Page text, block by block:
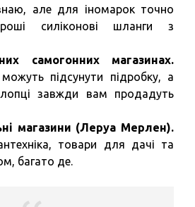
але для іномарок точно
силіконові шланги з
самогонних магазинах.
підсунути підробку, а
завжди вам продадуть
магазини (Леруа Мерлен).
товари для дачі та
багато де.